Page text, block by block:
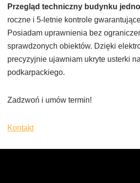
Przegląd techniczny budynku
roczne i 5-letnie kontrole
Posiadam uprawnienia bez
sprawdzonych obiektów. Dzięki
precyzyjnie ujawniam ukryte usterki
podkarpackiego.
Zadzwoń i umów termin!
Kontakt